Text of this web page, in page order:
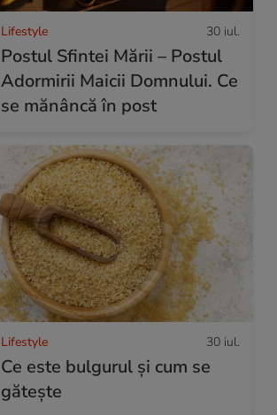
Lifestyle 30 iul.
Postul Sfintei Mării – Postul
Adormirii Maicii Domnului. Ce
se mănâncă în post
Lifestyle 30 iul.
Ce este bulgurul și cum se
gătește